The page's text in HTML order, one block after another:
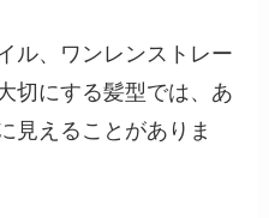
ル、ワンレンストレー
切にする髪型では、あ
見えることがありま